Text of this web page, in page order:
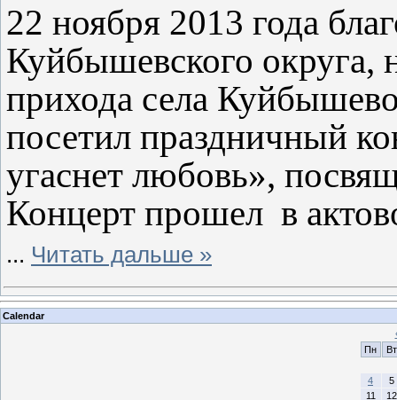
22 ноября 2013 года
Куйбышевского округа,
прихода села
посетил праздничный
угаснет любовь»,
Концерт прошел в
... Читать дальше »
Calendar
Пн
Вт
4
5
11
12